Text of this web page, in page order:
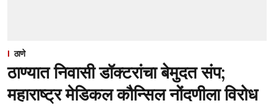
ठाणे
ठाण्यात निवासी डॉक्टरांचा बेमुदत संप;
महाराष्ट्र मेडिकल कौन्सिल नोंदणीला विरोध